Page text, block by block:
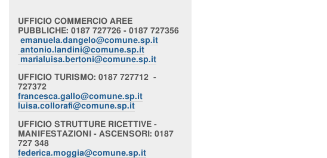
UFFICIO COMMERCIO AREE
PUBBLICHE: 0187 727726 - 0187 727356
emanuela.dangelo@comune.sp.it
antonio.landini@comune.sp.it
marialuisa.bertoni@comune.sp.it
UFFICIO TURISMO: 0187 727712 -
727372
francesca.gallo@comune.sp.it
luisa.collorafi@comune.sp.it
UFFICIO STRUTTURE RICETTIVE -
MANIFESTAZIONI - ASCENSORI : 0187
727 348
federica.moggia@comune.sp.it